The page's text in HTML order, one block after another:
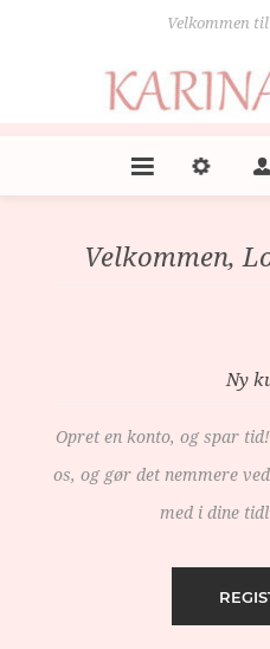
Velkommen
Velkommen,
Ny
Opret en konto, og spar
os, og gør det nemmere
med i dine